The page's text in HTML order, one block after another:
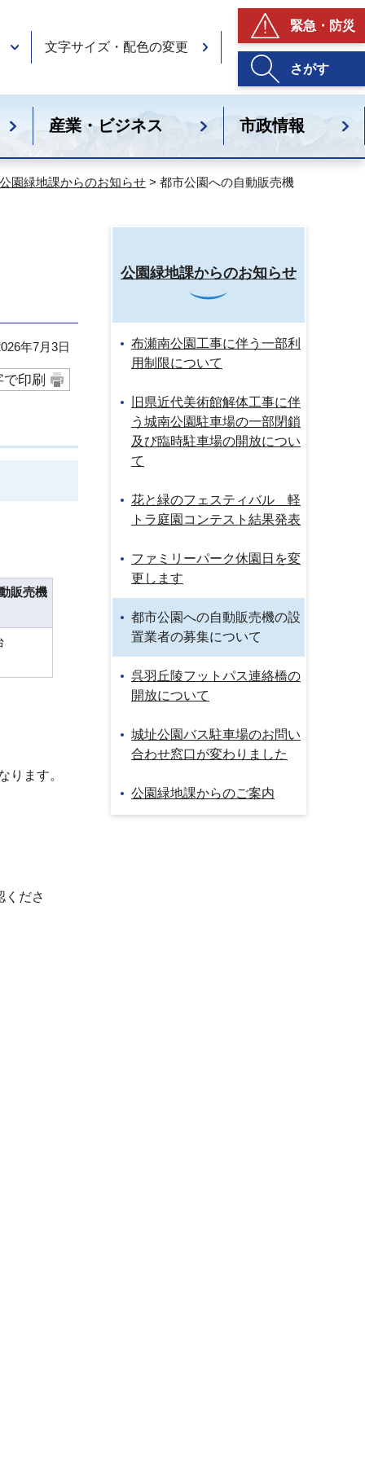
文字サイズ・配色の変更
緊急・防災
さがす
産業・ビジネス 市政情報
公園緑地課からのお知らせ > 都市公園への自動販売機
年7月3日
印刷
販売機
ります。
くださ
公園緑地課からのお知らせ
布瀬南公園工事に伴う一部利
用制限について
旧県近代美術館解体工事に伴
う城南公園駐車場の一部閉鎖
及び臨時駐車場の開放につい
て
花と緑のフェスティバル 軽
トラ庭園コンテスト結果発表
ファミリーパーク休園日を変
更します
都市公園への自動販売機の設
置業者の募集について
呉羽丘陵フットパス連絡橋の
開放について
城址公園バス駐車場のお問い
合わせ窓口が変わりました
公園緑地課からのご案内